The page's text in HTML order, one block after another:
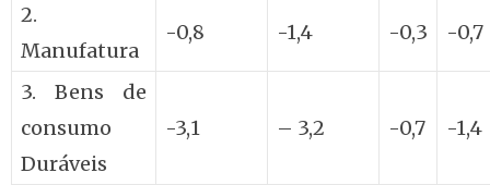
2.
Manufatura
-0,8 -1,4 -0,3 -0,7
3. Bens de
consumo
Duráveis
-3,1 – 3,2 -0,7 -1,4